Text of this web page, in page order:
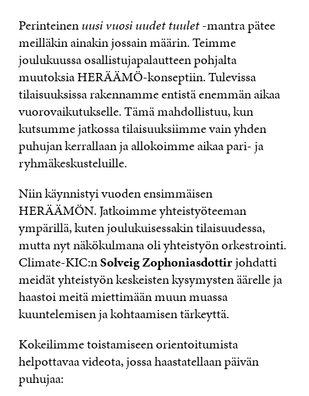
Perinteinenuusi vuosi uudet tuulet-mantra pätee
meilläkin ainakin jossain määrin. Teimme
joulukuussa osallistujapalautteen pohjalta
muutoksia HERÄÄMÖ-konseptiin. Tulevissa
tilaisuuksissa rakennamme entistä enemmän aikaa
vuorovaikutukselle. Tämä mahdollistuu, kun
kutsumme jatkossa tilaisuuksiimme vain yhden
puhujan kerrallaan ja allokoimme aikaa pari- ja
ryhmäkeskusteluille.
Niin käynnistyi vuoden ensimmäisen
HERÄÄMÖN. Jatkoimme yhteistyöteeman
ympärillä, kuten joulukuisessakin tilaisuudessa,
mutta nyt näkökulmana oli yhteistyön orkestrointi.
Climate-KIC:nSolveig Zophoniasdottirjohdatti
meidät yhteistyön keskeisten kysymysten äärelle ja
haastoi meitä miettimään muun muassa
kuuntelemisen ja kohtaamisen tärkeyttä.
Kokeilimme toistamiseen orientoitumista
helpottavaa videota, jossa haastatellaan päivän
puhujaa: